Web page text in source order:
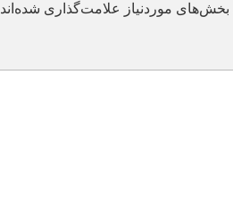
بخش‌های موردنیاز علامت‌گذاری شده‌اند